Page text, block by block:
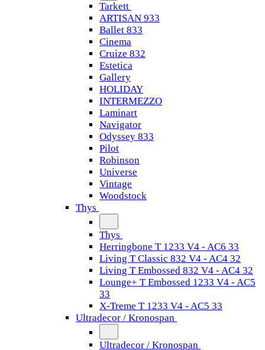
Tarkett
ARTISAN 933
Ballet 833
Cinema
Cruize 832
Estetica
Gallery
HOLIDAY
INTERMEZZO
Laminart
Navigator
Odyssey 833
Pilot
Robinson
Universe
Vintage
Woodstock
Thys
Thys
Herringbone T 1233 V4 - AC6 33
Living T Classic 832 V4 - AC4 32
Living T Embossed 832 V4 - AC4 32
Lounge+ T Embossed 1233 V4 - AC5
33
X-Treme T 1233 V4 - AC5 33
Ultradecor / Kronospan
Ultradecor / Kronospan